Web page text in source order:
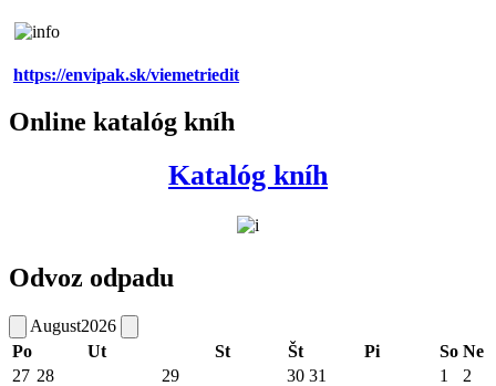
https://envipak.sk/viemetriedit
Online katalóg kníh
Katalóg kníh
Odvoz odpadu
August2026
Po
Ut St Št Pi So Ne
27 28 29 30 31 1 2